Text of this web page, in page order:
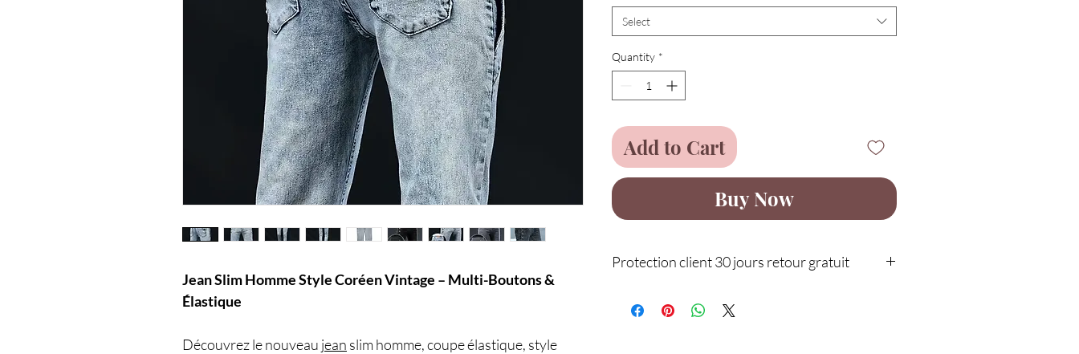
Jean Slim Homme Style Coréen Vintage – Multi-Boutons &
Élastique
Découvrez le nouveau jean slim homme, coupe élastique, style
Select
Quantity *
Add to Cart
Buy Now
Protection client 30 jours retour gratuit